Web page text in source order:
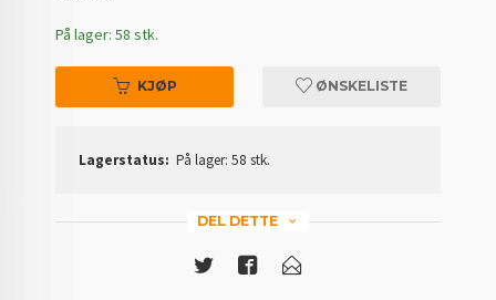
På lager: 58 stk.
KJØP ØNSKELISTE
Lagerstatus: På lager: 58 stk.
DEL DETTE